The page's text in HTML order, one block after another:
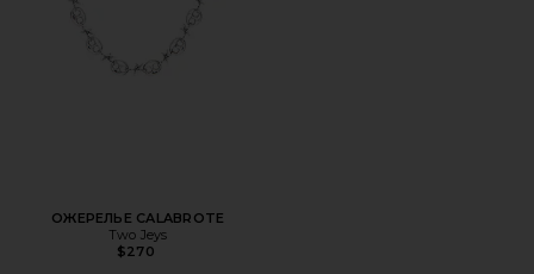
ОЖЕРЕЛЬЕ CALABROTE
Two Jeys
$270